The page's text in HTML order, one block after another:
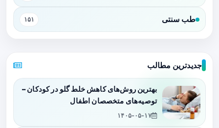
طب سنتی ۱۵۱
جدیدترین مطالب
بهترین روش‌های کاهش خلط گلو در کودکان –
توصیه‌های متخصصان اطفال
۱۴۰۵-۰۵-۱۷